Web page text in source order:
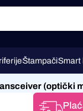
ŠtampačiSmart
(optički